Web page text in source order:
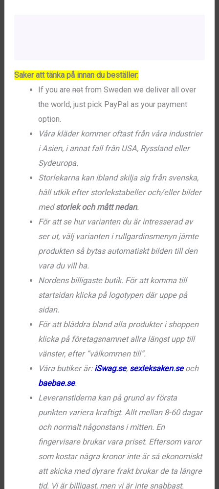
Saker att tänka på innan du beställer:
If you arenot from Sweden we deliver all over
the world, just pick PayPal as your payment
option.
Våra kläder kommer oftast från våra industrier
i Asien, i annat fall från USA, Ryssland eller
Sydeuropa.
Storlekarna kan ibland skilja sig från svenska,
håll utkik efter storlekstabeller och/eller bilder
medstorlek och mått nedan.
För att se hur varianten du är intresserad av
ser ut, välj varianten i rullgardinsmenyn jämte
produkten så bytas automatiskt bilden till den
vara du vill ha.
Nordens billigaste butik. För att komma till
startsidan klicka på logotypen där uppe på
sidan.
För att bläddra bland alla produkter i shoppen
klicka på företagsnamnet allra längst upp till
vänster, efter ”välkommen till”.
Våra butiker är: iSwag.se, sexleksaken.seoch
baebae.se.
Leveranstiderna kan på grund av första
punkten variera kraftigt. Allt mellan 8-60 dagar
och normalt någonstans i mitten. En
fingervisare brukar vara priset. Eftersom varor
som kostar några kronor inte är så ekonomiskt
att skicka med dyrare frakt brukar de ta längre
tid. Vi ärbilligast, men vi ärintesnabbast.